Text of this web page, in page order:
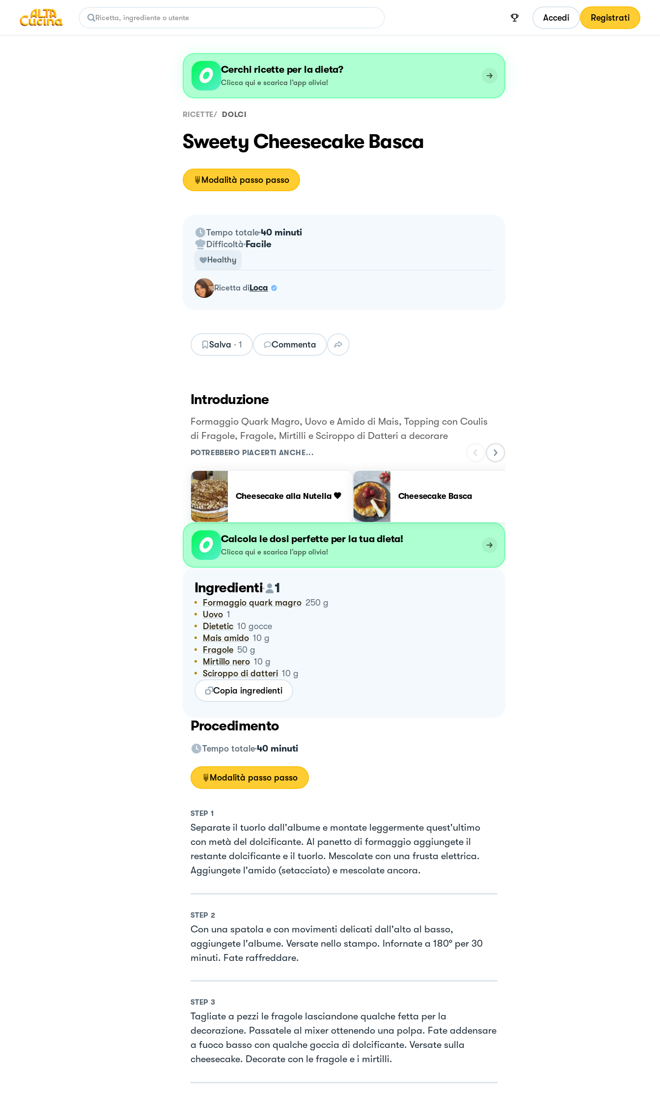
Accedi Registrati
Cerchi ricette per la dieta?
Clicca qui e scarica l’app olivia!
RICETTE/ DOLCI
Sweety Cheesecake Basca
Modalità passo passo
Tempo totale 40 minuti
Difficoltà Facile
Healthy
ricetta diLoca
Salva · 1 Commenta
Introduzione
Formaggio Quark Magro, Uovo e Amido di Mais, Topping con Coulis
di Fragole, Fragole, Mirtilli e Sciroppo di Datteri a decorare
POTREBBERO PIACERTI ANCHE...
Cheesecake alla Nutella 🤎 Cheesecake Basca
Calcola le dosi perfette per la tua dieta!
Clicca qui e scarica l’app olivia!
Ingredienti 1
Formaggio quark magro 250 g
Uovo 1
Dietetic 10 gocce
Mais amido 10 g
Fragole 50 g
Mirtillo nero 10 g
Sciroppo di datteri 10 g
Copia ingredienti
Procedimento
Tempo totale 40 minuti
Modalità passo passo
STEP 1
Separate il tuorlo dall'albume e montate leggermente quest'ultimo
con metà del dolcificante. Al panetto di formaggio aggiungete il
restante dolcificante e il tuorlo. Mescolate con una frusta elettrica.
Aggiungete l'amido (setacciato) e mescolate ancora.
STEP 2
Con una spatola e con movimenti delicati dall'alto al basso,
aggiungete l'albume. Versate nello stampo. Infornate a 180° per 30
minuti. Fate raffreddare.
STEP 3
Tagliate a pezzi le fragole lasciandone qualche fetta per la
decorazione. Passatele al mixer ottenendo una polpa. Fate addensare
a fuoco basso con qualche goccia di dolcificante. Versate sulla
cheesecake. Decorate con le fragole e i mirtilli.